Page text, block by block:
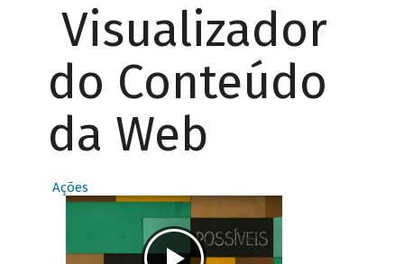
Visualizador
do Conteúdo
da Web
Ações